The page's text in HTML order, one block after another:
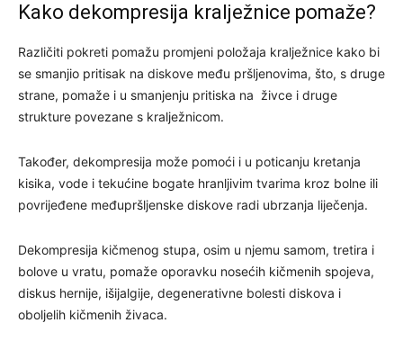
Kako dekompresija kralježnice pomaže?
Različiti pokreti pomažu promjeni položaja kralježnice kako bi
se smanjio pritisak na diskove među pršljenovima, što, s druge
strane, pomaže i u smanjenju pritiska na živce i druge
strukture povezane s kralježnicom.
Također, dekompresija može pomoći i u poticanju kretanja
kisika, vode i tekućine bogate hranljivim tvarima kroz bolne ili
povrijeđene međupršljenske diskove radi ubrzanja liječenja.
Dekompresija kičmenog stupa, osim u njemu samom, tretira i
bolove u vratu, pomaže oporavku nosećih kičmenih spojeva,
diskus hernije, išijalgije, degenerativne bolesti diskova i
oboljelih kičmenih živaca.